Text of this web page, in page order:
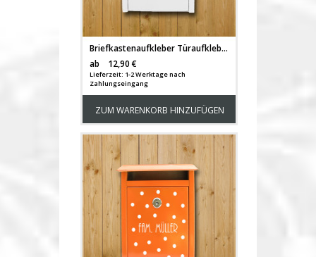
Briefkastenaufkleber Türaufkleber Wolke 7 mit Familiennamen und Vornamen M1063
ab
12,90 €
Lieferzeit: 1-2 Werktage nach
Zahlungseingang
ZUM WARENKORB HINZUFÜGEN